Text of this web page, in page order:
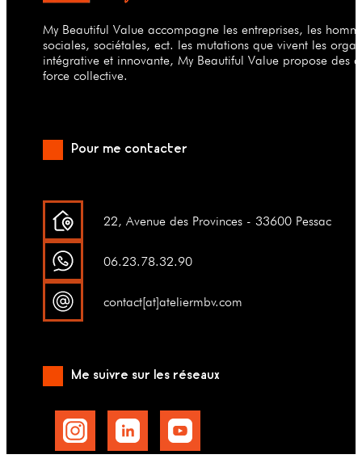
My Beautiful Value accompagne les entreprises, les
sociales, sociétales, ect. les mutations que vivent les
intégrative et innovante, My Beautiful Value propose des
force collective.
Pour me contacter
22, Avenue des Provinces - 33600 Pessac
06.23.78.32.90
contact[at]ateliermbv.com
Me suivre sur les réseaux